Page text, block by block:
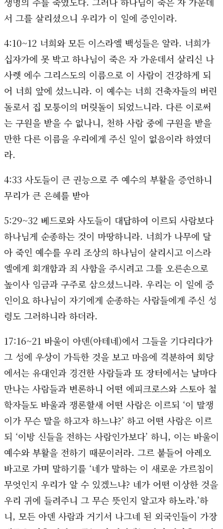
서 그를 살리셨으니 우리가 이 일에 증인이라.
4:10~12 너희와 모든 이스라엘 백성들은 알라. 너희가
십자가에 못 박고 하나님이 죽은 자 가운데서 살리신 나
사렛 에수 그리스도의 이름으로 이 사람이 건강하게 되
어 너희 앞에 섰느니라. 이 예수는 너희 건축자들의 버린
돌로서 집 모퉁이의 머릿돌이 되었느니라. 다른 이로써
는 구원을 받을 수 없나니, 천하 사람 중에 구원을 받을
만한 다른 이름을 우리에게 주신 일이 없음이라 하였더
라.
4:33 사도들이 큰 권능으로 주 예수의 부활을 증언하니
무리가 큰 은혜를 받아
5:29~32 베드로와 사도들이 대답하여 이르되 사람보다
하나님게 순종하는 것이 마땅하니라. 너희가 나무에 달
아 죽인 예수를 우리 조상의 하나님이 살리시고 이스라
엘에게 회개함과 죄 사함을 주시려고 그를 오른손으로
높이사 임금과 구주로 삼으셨느니라. 우리는 이 일에 증
인이요 하나님이 자기에게 순종하는 사람들에게 주신 성
령도 그러하니라 하더라.
17:16~21 바울이 아덴(아테네)에서 그들을 기다리다가
그 성에 우상이 가득한 것을 보고 마음에 격분하여 회당
에서는 유대인과 경건한 사람들과 또 장터에서는 날마다
만나는 사람들과 변론하니 어떤 에피크로스와 스토아 철
학자들도 바울과 쟁론할새 어떤 사람은 이르되 ‘이 말쟁
이가 무슨 말을 하고자 하느냐?’ 하고 어떤 사람은 이르
되 ‘이방 신들을 전하는 사람인가보다’ 하니, 이는 바울이
예수와 부활을 전하기 때문이러라. 그르 붙들어 아레오
바고로 가며 말하기를 ‘네가 말하는 이 새로운 가르침이
무엇인지 우리가 알 수 있겠느냐? 네가 어떤 이상한 것을
우리 귀에 들려주니 그 무슨 뜻인지 알고자 하노라.’하
니, 모든 아덴 사람과 거기서 나그네 된 외국인들이 가장